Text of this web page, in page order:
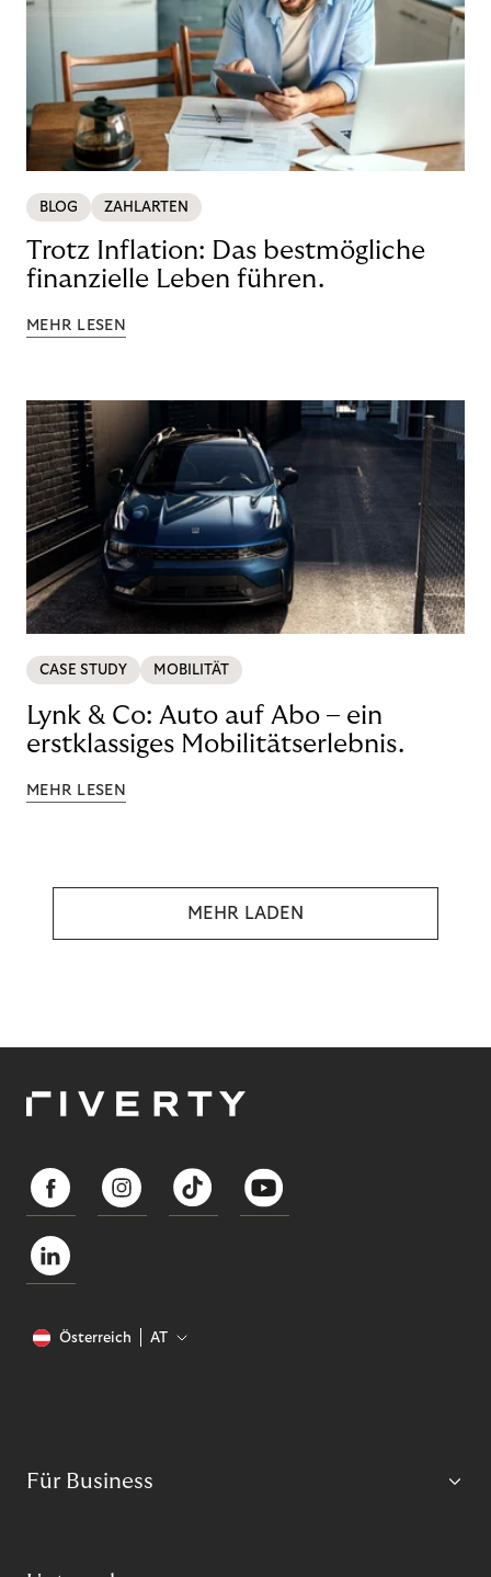
BLOG ZAHLARTEN
Trotz Inflation: Das bestmögliche
finanzielle Leben führen.
MEHR LESEN
CASE STUDY MOBILITÄT
Lynk & Co: Auto auf Abo – ein
erstklassiges Mobilitätserlebnis.
MEHR LESEN
MEHR LADEN
Österreich AT
Für Business